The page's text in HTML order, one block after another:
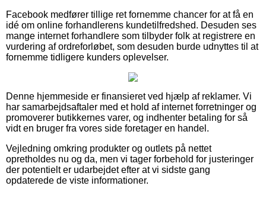
Facebook medfører tillige ret fornemme chancer for at få en
idé om online forhandlerens kundetilfredshed. Desuden ses
mange internet forhandlere som tilbyder folk at registrere en
vurdering af ordreforløbet, som desuden burde udnyttes til at
fornemme tidligere kunders oplevelser.
Denne hjemmeside er finansieret ved hjælp af reklamer. Vi
har samarbejdsaftaler med et hold af internet forretninger og
promoverer butikkernes varer, og indhenter betaling for så
vidt en bruger fra vores side foretager en handel.
Vejledning omkring produkter og outlets på nettet
opretholdes nu og da, men vi tager forbehold for justeringer
der potentielt er udarbejdet efter at vi sidste gang
opdaterede de viste informationer.